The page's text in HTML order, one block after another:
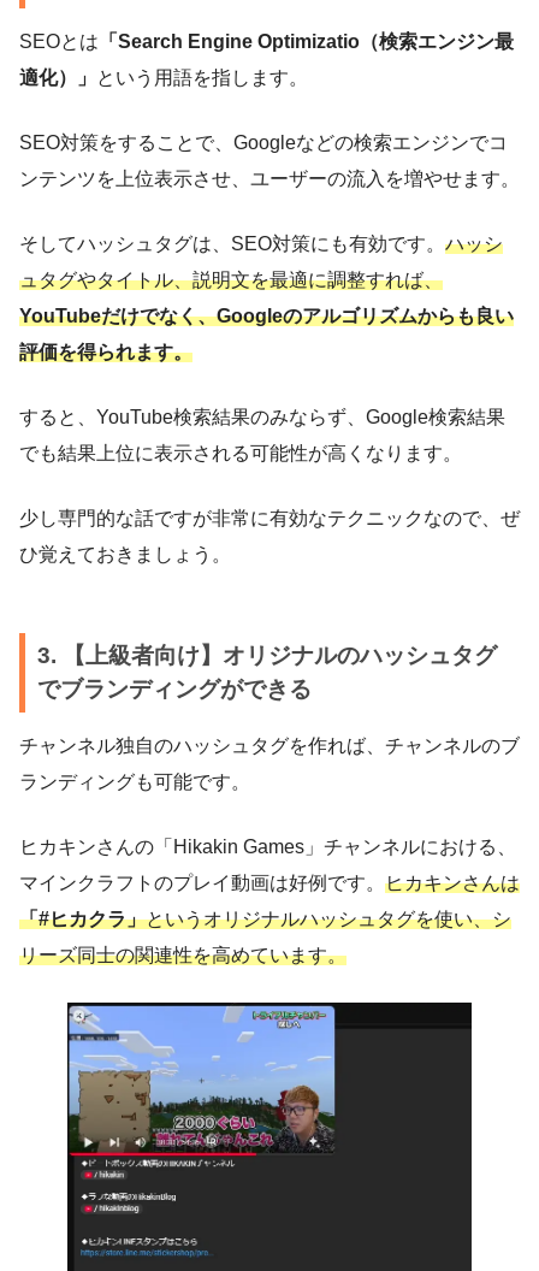
SEOとは 「Search Engine Optimizatio（検索エンジン最
適化）」 という用語を指します。
SEO対策をすることで、Googleなどの検索エンジンでコ
ンテンツを上位表示させ、ユーザーの流入を増やせます。
そしてハッシュタグは、SEO対策にも有効です。 ハッシ
ュタグやタイトル、説明文を最適に調整すれば、
YouTubeだけでなく、Googleのアルゴリズムからも良い
評価を得られます。
すると、YouTube検索結果のみならず、Google検索結果
でも結果上位に表示される可能性が高くなります。
少し専門的な話ですが非常に有効なテクニックなので、ぜ
ひ覚えておきましょう。
3. 【上級者向け】オリジナルのハッシュタグ
でブランディングができる
チャンネル独自のハッシュタグを作れば、チャンネルのブ
ランディングも可能です。
ヒカキンさんの「Hikakin Games」チャンネルにおける、
マインクラフトのプレイ動画は好例です。 ヒカキンさんは
「#ヒカクラ」というオリジナルハッシュタグを使い、シ
リーズ同士の関連性を高めています。